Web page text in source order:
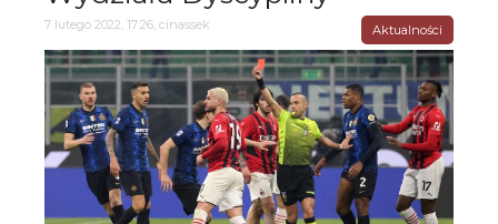
7 lutego 2022, 17:26, cinassek Aktualności